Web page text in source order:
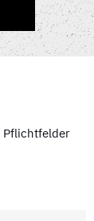
Pflichtfelder